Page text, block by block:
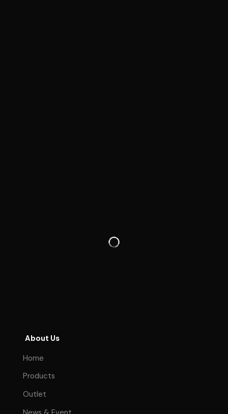
About Us
Home
Products
Outlet